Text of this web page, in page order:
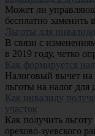
Может ли
бесплатно
Льготы для
В связи с
в 2019 году, четко
Как формируется
Налоговый вычет на
льготы на налог
Как инвалиду
участок
Как получить
орехово-зуевского